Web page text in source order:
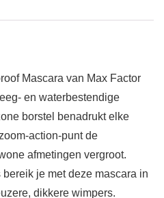
Mascara van Max Factor
en waterbestendige
borstel benadrukt elke
action-punt de
afmetingen vergroot.
je met deze mascara in
dikkere wimpers.